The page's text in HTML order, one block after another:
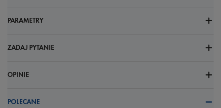
PARAMETRY
ZADAJ PYTANIE
OPINIE
POLECANE